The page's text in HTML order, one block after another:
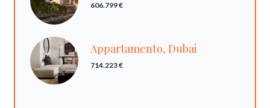
606.799 €
Appartamento, Dubai
714.223 €